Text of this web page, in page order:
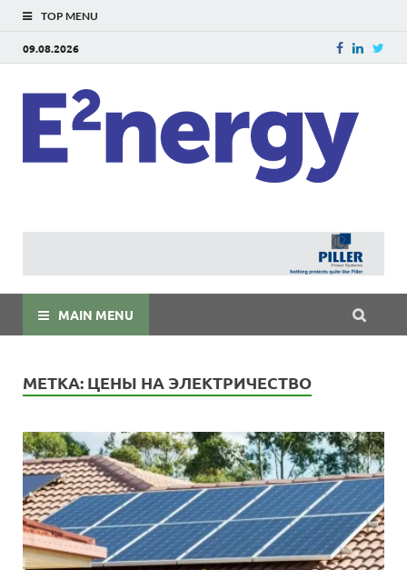
TOP MENU
09.08.2026
MAIN MENU
МЕТКА: ЦЕНЫ НА ЭЛЕКТРИЧЕСТВО